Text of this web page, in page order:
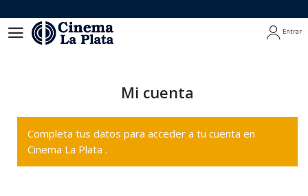
Entrar
Mi cuenta
Completa tus datos para acceder a tu cuenta en
Cinema La Plata .